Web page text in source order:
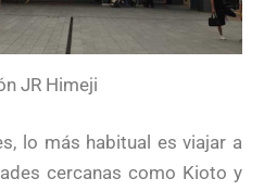
JR Himeji
lo más habitual es viajar a
cercanas como Kioto y